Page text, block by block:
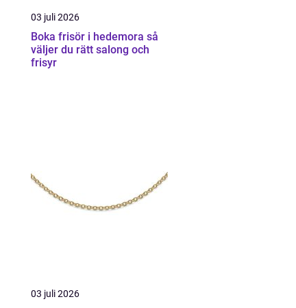
03 juli 2026
Boka frisör i hedemora så
väljer du rätt salong och
frisyr
03 juli 2026